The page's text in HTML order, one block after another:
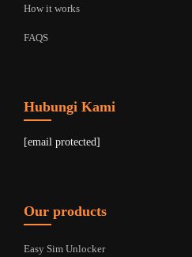
How it works
FAQS
Hubungi Kami
[email protected]
Our products
Easy Sim Unlocker